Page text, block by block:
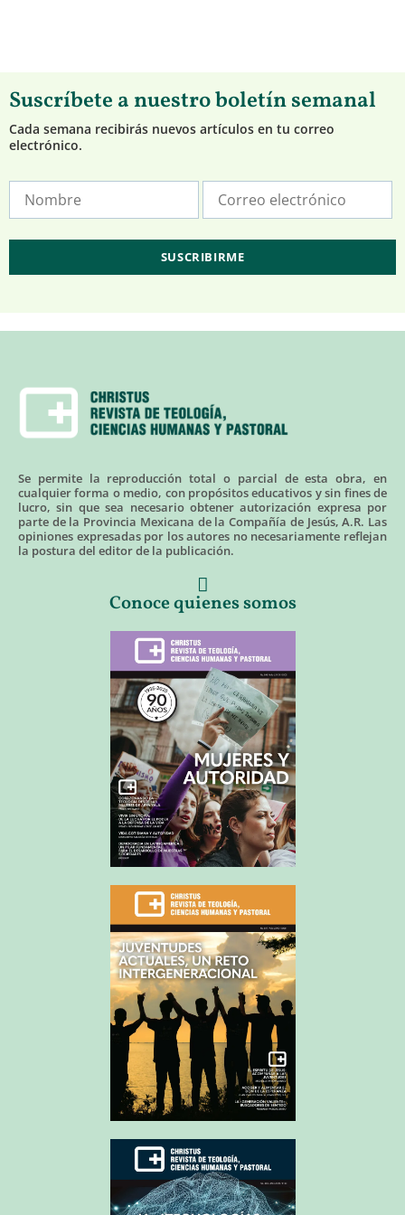
Suscríbete a nuestro boletín semanal
Cada semana recibirás nuevos artículos en tu correo
electrónico.
Se permite la reproducción total o parcial de esta obra, en
cualquier forma o medio, con propósitos educativos y sin fines de
lucro, sin que sea necesario obtener autorización expresa por
parte de la Provincia Mexicana de la Compañía de Jesús, A.R. Las
opiniones expresadas por los autores no necesariamente reflejan
la postura del editor de la publicación.
Conoce quienes somos